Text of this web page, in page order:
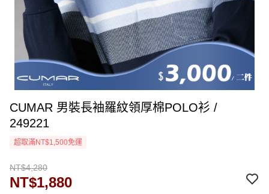
CUMAR 男裝長袖羅紋領厚棉POLO衫 /
249221
超取滿NT$1,500免運
NT$4,280
NT$1,880